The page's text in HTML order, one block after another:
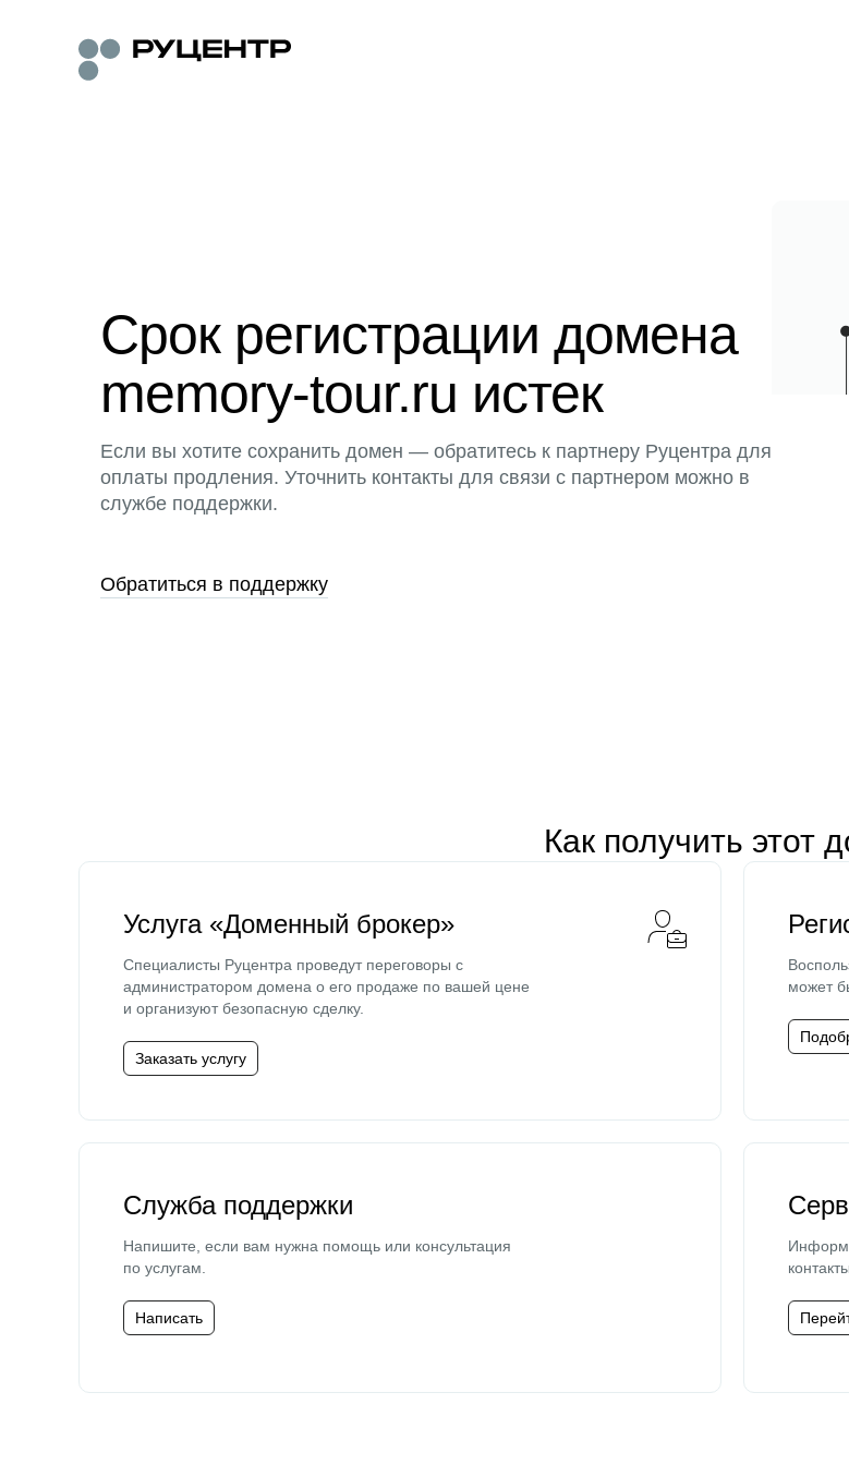
Срок регистрации домена
memory-tour.ru истек
Если вы хотите сохранить домен — обратитесь к партнеру Руцентра для
оплаты продления. Уточнить контакты для связи с партнером можно в
службе поддержки.
Обратиться в поддержку
Как получить этот
Услуга «Доменный брокер»
Специалисты Руцентра проведут переговоры с
администратором домена о его продаже по вашей цене
и организуют безопасную сделку.
Заказать услугу
может
Служба поддержки
Напишите, если вам нужна помощь или консультация
по услугам.
Написать